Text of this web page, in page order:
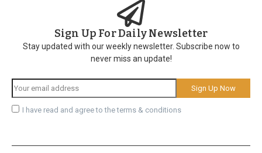
Sign Up For Daily Newsletter
Stay updated with our weekly newsletter. Subscribe now to
never miss an update!
I have read and agree to the terms & conditions